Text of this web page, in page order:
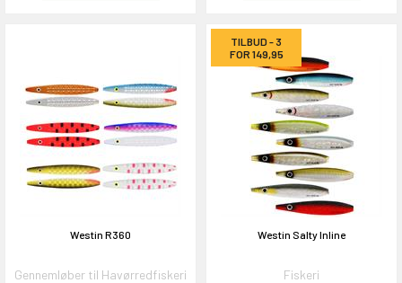
Westin R360
Gennemløber til Havørredfiskeri
TILBUD - 3
FOR 149,95
Westin Salty Inline
Fiskeri